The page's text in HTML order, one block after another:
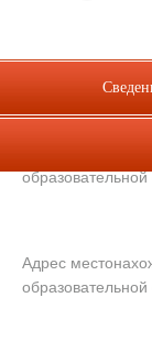
изучением
Адрес